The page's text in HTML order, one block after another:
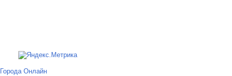
Города Онлайн